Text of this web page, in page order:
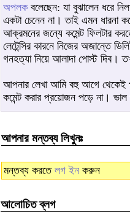
অপলক বলেছেন: যা বুঝালেন ধরে
একটা চেনেন না। তাই এমন ধারনা
আক্রমনের জন্যে কমেন্ট ফিলটার
লেটেন্সির কারনে নিজের অজান্তে
গনহত্যা নিয়ে আলাদা পোস্ট দিব।
আপনার লেখা আমি বহু আগে থেকেই
কমেন্ট করার প্রয়োজন পড়ে না।
আপনার মন্তব্য লিখুনঃ
মন্তব্য করতে লগ ইন করুন
আলোচিত ব্লগ